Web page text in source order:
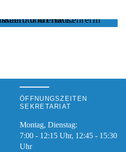
ÖFFNUNGSZEITEN
SEKRETARIAT
Montag, Dienstag:
7:00 - 12:15 Uhr, 12:45 - 15:30
Uhr